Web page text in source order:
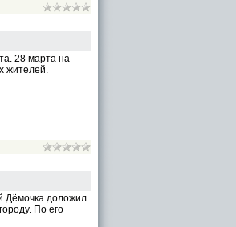
28 марта на
жителей.
Дёмочка доложил
По его